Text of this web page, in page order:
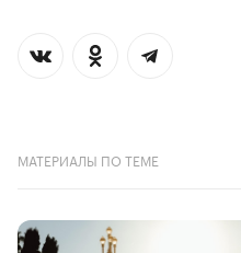
МАТЕРИАЛЫ ПО ТЕМЕ